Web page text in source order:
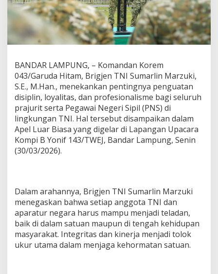
K
A
N
D
I
P
L
I
D
A
N
P
R
O
O
A
L
S
M
E
BANDAR LAMPUNG, – Komandan Korem
043/Garuda Hitam, Brigjen TNI Sumarlin Marzuki,
S.E., M.Han., menekankan pentingnya penguatan
disiplin, loyalitas, dan profesionalisme bagi seluruh
prajurit serta Pegawai Negeri Sipil (PNS) di
lingkungan TNI. Hal tersebut disampaikan dalam
Apel Luar Biasa yang digelar di Lapangan Upacara
Kompi B Yonif 143/TWEJ, Bandar Lampung, Senin
(30/03/2026).
Dalam arahannya, Brigjen TNI Sumarlin Marzuki
menegaskan bahwa setiap anggota TNI dan
aparatur negara harus mampu menjadi teladan,
baik di dalam satuan maupun di tengah kehidupan
masyarakat. Integritas dan kinerja menjadi tolok
ukur utama dalam menjaga kehormatan satuan.